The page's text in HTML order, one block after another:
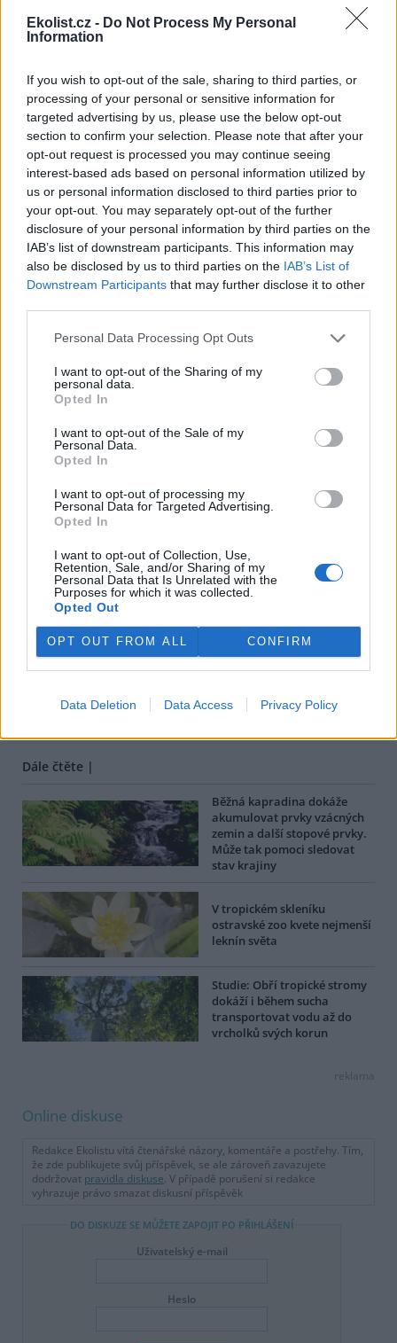
Ekolist.cz - Do Not Process My Personal
Information
If you wish to opt-out of the sale, sharing to third parties, or
processing of your personal or sensitive information for
targeted advertising by us, please use the below opt-out
section to confirm your selection. Please note that after your
opt-out request is processed you may continue seeing
interest-based ads based on personal information utilized by
us or personal information disclosed to third parties prior to
your opt-out. You may separately opt-out of the further
disclosure of your personal information by third parties on the
IAB’s list of downstream participants. This information may
also be disclosed by us to third parties on the IAB’s List of
Downstream Participants that may further disclose it to other
Personal Data Processing Opt Outs
I want to opt-out of the Sharing of my
personal data.
Opted In
I want to opt-out of the Sale of my
Personal Data.
Opted In
I want to opt-out of processing my
Personal Data for Targeted Advertising.
Opted In
I want to opt-out of Collection, Use,
Retention, Sale, and/or Sharing of my
Personal Data that Is Unrelated with the
Purposes for which it was collected.
Opted Out
OPT OUT FROM ALL CONFIRM
Data Deletion Data Access Privacy Policy
zahradě doryanthes vykvetl v roce 1995.
Walesu. Na svůj první a zároveň poslední květ čeká mnoho
let, někdy i více než desetiletí. Veškerou energii
dlouhodobě ukládá do mohutných listů a kořenového
systému, aby ji následně investovala do jediného kvetení,
kdy vytváří až několik metrů vysoké květenství s výraznými
červenými květy. Po odkvětu mateřská rostlina odumře.
Zpravidla však zanechává dceřiné růžice, které mohou
pokračovat v jejím životním cyklu.
reklama
tisknout poslat
veškerá práva. Publikování nebo další šíření obsahu ze zdrojů ČTK
je výslovně zakázáno bez předchozího písemného souhlasu ze
Dále čtěte |
Běžná kapradina dokáže
akumulovat prvky vzácných
zemin a další stopové prvky.
Může tak pomoci sledovat
stav krajiny
V tropickém skleníku
ostravské zoo kvete nejmenší
leknín světa
Studie: Obří tropické stromy
dokáží i během sucha
transportovat vodu až do
vrcholků svých korun
reklama
Online diskuse
Redakce Ekolistu vítá čtenářské názory, komentáře a postřehy. Tím,
že zde publikujete svůj příspěvek, se ale zároveň zavazujete
dodržovat pravidla diskuse. V případě porušení si redakce
vyhrazuje právo smazat diskusní příspěvěk
DO DISKUZE SE MŮŽETE ZAPOJIT PO PŘIHLÁŠENÍ
Uživatelský e-mail
Heslo